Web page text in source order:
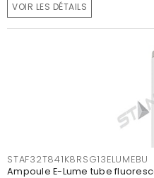
VOIR LES DÉTAILS
STAF32T841K8RSG13ELUMEBU
Ampoule E-Lume tube